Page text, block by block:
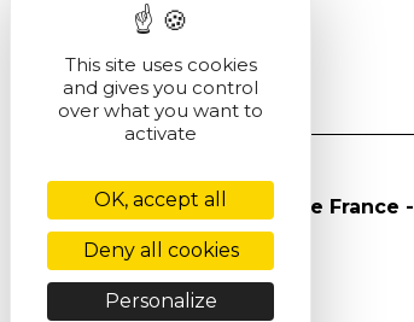
© Société Chimique de France -
2026
This site uses cookies
and gives you control
over what you want to
activate
OK, accept all
Deny all cookies
Personalize